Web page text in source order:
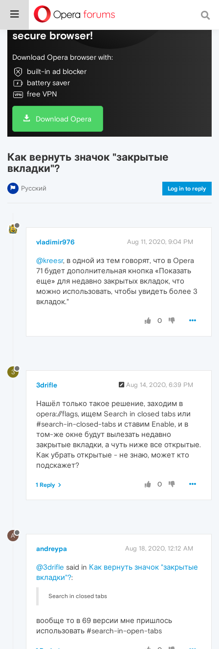
Do more on the web, with a fast and
secure browser!
Download Opera browser with:
built-in ad blocker
battery saver
free VPN
Download Opera
Как вернуть значок "закрытые
вкладки"?
Русский Log in to reply
vladimir976 Aug 11, 2020, 9:04 PM
@kreesr, в одной из тем говорят, что в Opera
71 будет дополнительная кнопка «Показать
еще» для недавно закрытых вкладок, что
можно использовать, чтобы увидеть более 3
вкладок."
0
3
3drifle Aug 14, 2020, 6:39 PM
Нашёл только такое решение, заходим в
opera://flags, ищем Search in closed tabs или
#search-in-closed-tabs и ставим Enable, и в
том-же окне будут вылезать недавно
закрытые вкладки, а чуть ниже все открытые.
Как убрать открытые - не знаю, может кто
подскажет?
0
1 Reply
A
andreypa Aug 18, 2020, 12:12 AM
@3drifle said in Как вернуть значок "закрытые
вкладки"?:
Search in closed tabs
вообще то в 69 версии мне пришлось
использовать #search-in-open-tabs